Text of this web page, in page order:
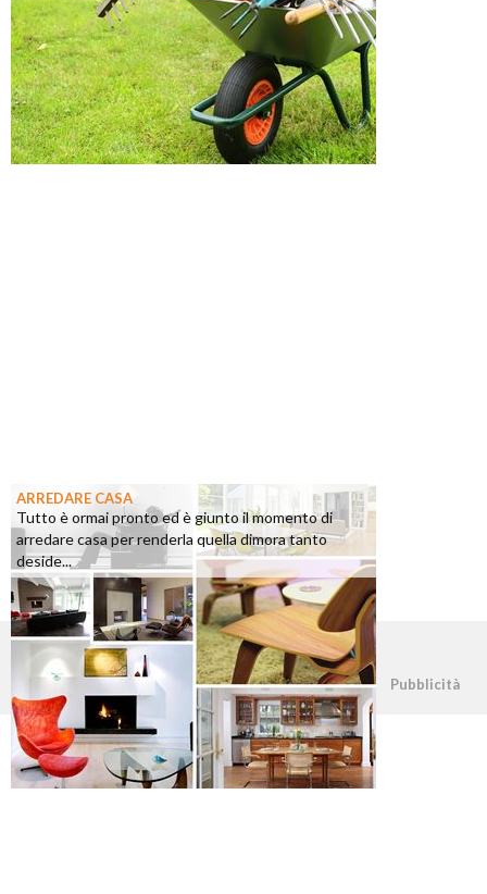
ARREDARE CASA
Tutto è ormai pronto ed è giunto il momento di
arredare casa per renderla quella dimora tanto
deside...
©2026 - casapratica.org - p.iva 03338800984 Pubblicità